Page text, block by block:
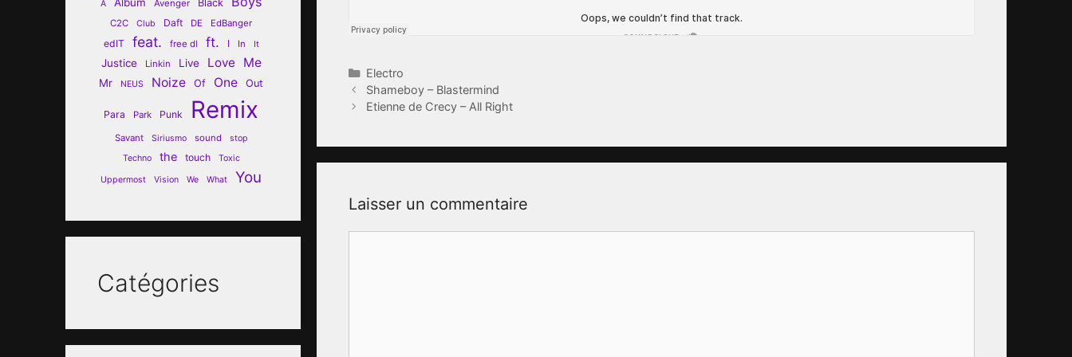
Catégories
Electro
Shameboy – Blastermind
Etienne de Crecy – All Right
Laisser un commentaire
A Avenger Black
C2C Club Daft DE EdBanger
edIT feat. free dl ft. I In It
Justice Linkin Live Love Me
Mr NEUS Noize Of One Out
Para Park Punk Remix
Savant Siriusmo sound
stop
Techno
the touch Toxic
Uppermost Vision We What You
Catégories